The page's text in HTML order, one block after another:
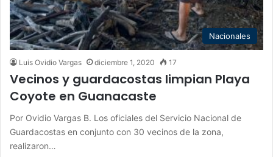
Nacionales
Luis Ovidio Vargas diciembre 1, 2020 17
Vecinos y guardacostas limpian Playa
Coyote en Guanacaste
Por Ovidio Vargas B. Los oficiales del Servicio Nacional de
Guardacostas en conjunto con 30 vecinos de la zona,
realizaron…